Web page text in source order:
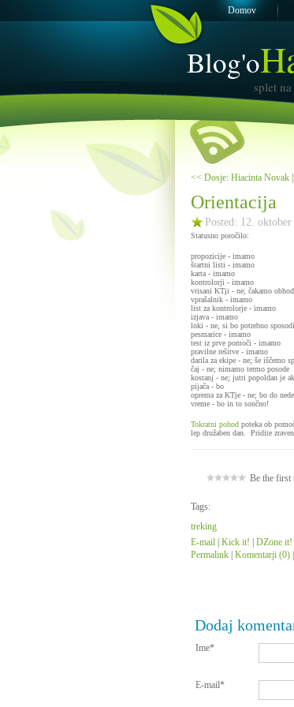
Domov
Blog'o
splet
<< Dosje: Hiacinta Novak
Orientacija
Posted: 12.
Statusno poročilo:
propozicije - imamo
štartni listi - imamo
karta - imamo
kontrolorji - imamo
vrisani KTji - ne; čakamo obhod
vprašalnik - imamo
list za kontrolorje - imamo
izjava - imamo
loki - ne, si bo potrebno
pesmarice - imamo
test iz prve pomoči - imamo
pravilne rešitve - imamo
darila za ekipe - ne; še iščemo
čaj - ne; nimamo termo posode
kostanj - ne; jutri popoldan je
pijača - bo
oprema za KTje - ne; bo do
vreme - bo in to sončno!
Tokratni pohod poteka ob
lep družaben dan. Pridite zraven.
Be the first
Tags:
treking
E-mail Kick it! DZone it!
Permalink Komentarji (0)
Dodaj
Ime*
E-mail*